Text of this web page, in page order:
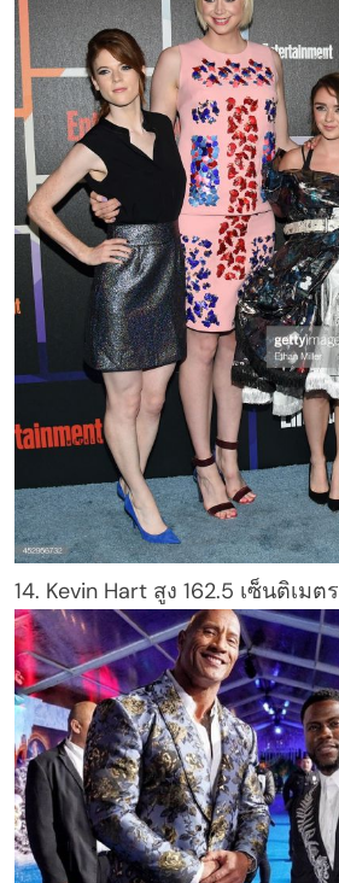
14. Kevin Hart สูง 162.5 เซ็นติเมตร